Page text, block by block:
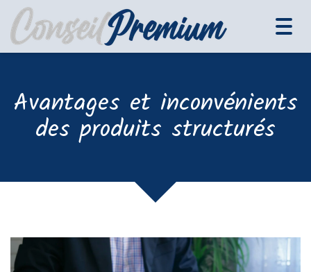
Avantages et inconvénients
des produits structurés